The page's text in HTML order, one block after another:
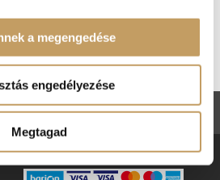
a megengedése
engedélyezése
Megtagad
a kosárban.
tájékoztató